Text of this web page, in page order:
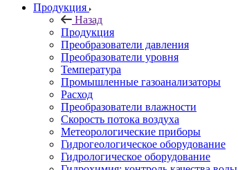
Продукция
Назад
Продукция
Преобразователи давления
Преобразователи уровня
Температура
Промышленные газоанализаторы
Расход
Преобразователи влажности
Скорость потока воздуха
Метеорологические приборы
Гидрогеологическое оборудование
Гидрологическое оборудование